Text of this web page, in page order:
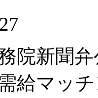
院新聞
給マッ